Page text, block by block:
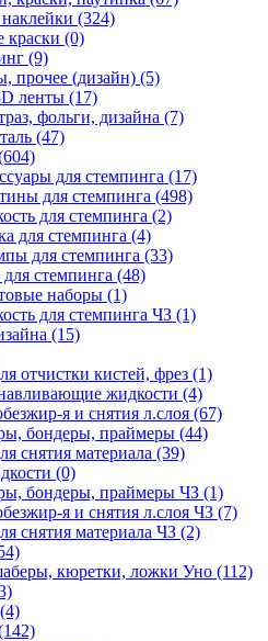
(324)
краски (0)
(9)
прочее (дизайн) (5)
ленты (17)
фольги, дизайна (7)
(47)
для стемпинга (17)
для стемпинга (498)
для стемпинга (2)
для стемпинга (4)
для стемпинга (33)
стемпинга (48)
наборы (1)
для стемпинга ЧЗ (1)
(15)
отчистки кистей, фрез (1)
жидкости (4)
я и снятия л.слоя (67)
бондеры, праймеры (44)
снятия материала (39)
(0)
бондеры, праймеры ЧЗ (1)
я и снятия л.слоя ЧЗ (7)
снятия материала ЧЗ (2)
кюретки, ложки Уно (112)
(4)